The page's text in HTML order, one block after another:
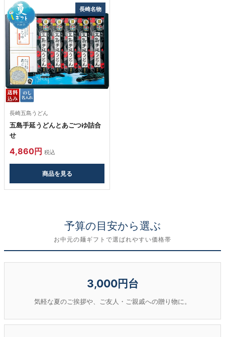
長崎名物
長崎五島うどん
五島手延うどんとあごつゆ詰合
せ
4,860円 税込
商品を見る
予算の目安から選ぶ
お中元の麺ギフトで選ばれやすい価格帯
3,000円台
気軽な夏のご挨拶や、ご友人・ご親戚への贈り物に。